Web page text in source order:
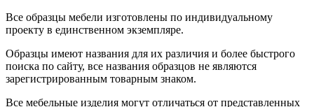
Все образцы мебели изготовлены по индивидуальному
проекту в единственном экземпляре.
Образцы имеют названия для их различия и более быстрого
поиска по сайту, все названия образцов не являются
зарегистрированным товарным знаком.
Все мебельные изделия могут отличаться от представленных